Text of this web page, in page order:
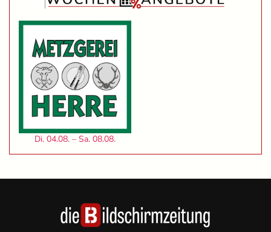
Di. 04.08. – Sa. 08.08.